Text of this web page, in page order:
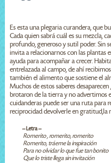
Es esta una plegaria curandera, que
Cada quien sabrá cuál es su mezcla,
profundo, generoso y sutil poder. Sin
invita a relacionarnos con las plantas
ayuda para acompañar a crecer.
entrelazada al campo, de ahí
también el alimento que sostiene el
Muchos de estos saberes
brotaron de la tierra y no advertimos
cuidanderas puede ser una ruta para
reciprocidad devolverle en gratitud,la
-- Letra --
Romerito , romerito, romerito
Romerito, tráeme la inspiración
Para no olvidar lo que fue tan bonito
Que lo triste llega sin invitación